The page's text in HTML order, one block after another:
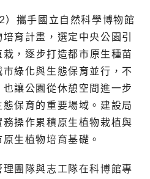
）攜手國立自然科學博物館
育計畫，選定中央公園引
，逐步打造都市原生種苗
綠化與生態保育並行，不
讓公園從休憩空間進一步
保育的重要場域。建設局
操作累積原生植物栽植與
生植物培育基礎。
團隊與志工隊在科博館專